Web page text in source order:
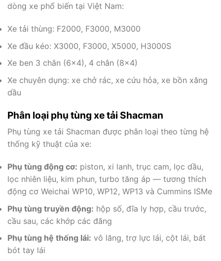
dòng xe phổ biến tại Việt Nam:
Xe tải thùng: F2000, F3000, M3000
Xe đầu kéo: X3000, F3000, X5000, H3000S
Xe ben 3 chân (6×4), 4 chân (8×4)
Xe chuyên dụng: xe chở rác, xe cứu hỏa, xe bồn xăng
dầu
Phân loại phụ tùng xe tải Shacman
Phụ tùng xe tải Shacman được phân loại theo từng hệ
thống kỹ thuật của xe:
Phụ tùng động cơ: piston, xi lanh, trục cam, lọc dầu,
lọc nhiên liệu, kim phun, turbo tăng áp — tương thích
động cơ Weichai WP10, WP12, WP13 và Cummins ISMe
Phụ tùng truyền động: hộp số, đĩa ly hợp, cầu trước,
cầu sau, các khớp các đăng
Phụ tùng hệ thống lái: vô lăng, trợ lực lái, cột lái, bát
bót tay lái